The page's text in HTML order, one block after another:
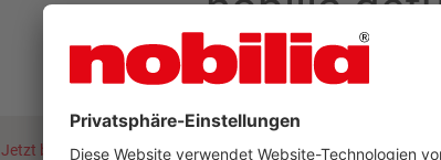
Jetzt beraten lassen